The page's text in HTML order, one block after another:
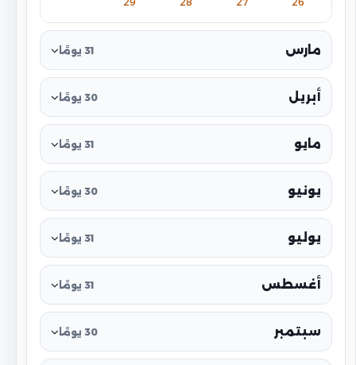
مارس 31 يومًا
أبريل 30 يومًا
مايو 31 يومًا
يونيو 30 يومًا
يوليو 31 يومًا
أغسطس 31 يومًا
سبتمبر 30 يومًا